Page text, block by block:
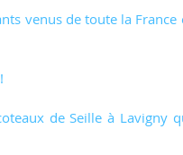
venus de toute la France
de Seille à Lavigny